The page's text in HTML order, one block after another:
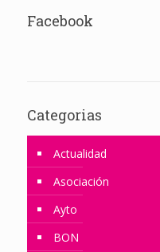
Facebook
Categorias
Actualidad
Asociación
Ayto
BON